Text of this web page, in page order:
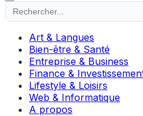
Art & Langues
Bien-être & Santé
Entreprise & Business
Finance &
Lifestyle & Loisirs
Web & Informatique
A propos